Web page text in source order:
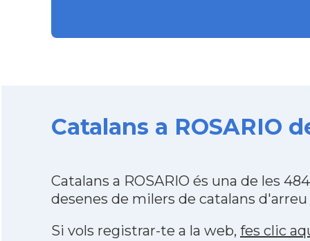
Catalans a ROSARIO
Catalans a ROSARIO és una de les
desenes de milers de catalans
Si vols registrar-te a la web, fes clic